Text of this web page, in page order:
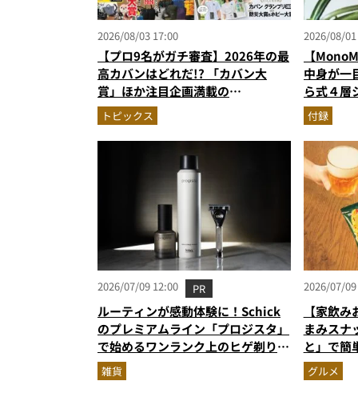
2026/08/03 17:00
【プロ9名がガチ審査】2026年の最
高カバンはどれだ!? 「カバン大
賞」ほか注目企画満載の
MonoMax9月号＆増刊の表紙を速
報
トピックス
2026/08/
【
中身が一
ら式４層
し入れの
だった！
付録
2026/07/09 12:00 PR
ルーティンが感動体験に！Schick
のプレミアムライン「プロジスタ」
で始めるワンランク上のヒゲ剃り習
慣
雑貨
2026/07/
【家飲
まみスナ
と」で簡
グルメ